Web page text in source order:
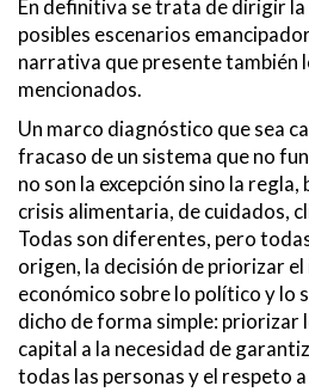
En definitiva se trata de dirigir
posibles escenarios
narrativa que presente también
mencionados.
Un marco diagnóstico que sea
fracaso de un sistema que no
no son la excepción sino la
crisis alimentaria, de cuidados,
Todas son diferentes, pero
origen, la decisión de priorizar
económico sobre lo político y lo
dicho de forma simple: priorizar
capital a la necesidad de
todas las personas y el respeto